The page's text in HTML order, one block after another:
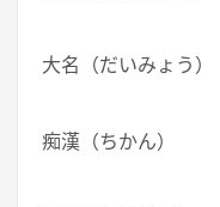
大名（だいみ
痴漢（ちか